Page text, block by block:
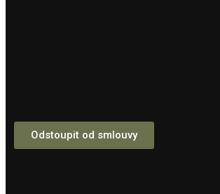
Odstoupit od smlouvy